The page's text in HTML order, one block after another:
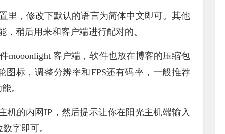
里，修改下默认的语言为简体中文即可。其他
稍后用来和客户端进行配对的。
mooonlight 客户端，软件也放在博客的压缩包
标，调整分辨率和FPS还有码率，一般推荐
。
机的内网IP，然后提示让你在阳光主机端输入
字即可。